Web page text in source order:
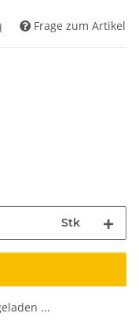
Frage zum Artikel
Stk
...